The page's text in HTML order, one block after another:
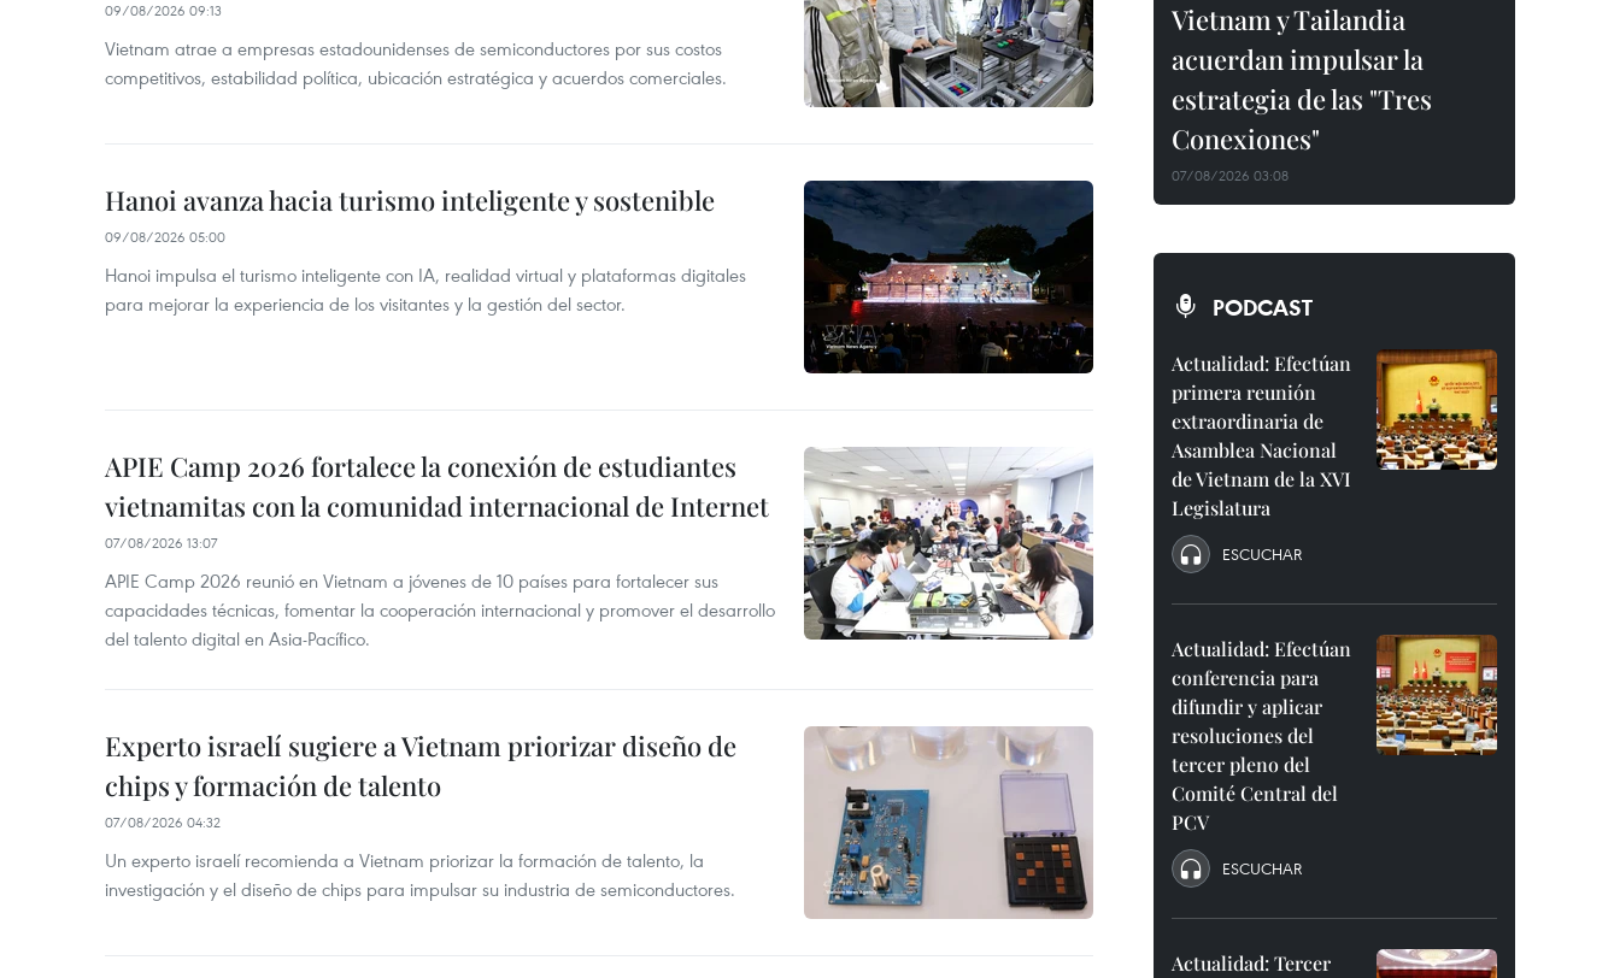
09/08/2026 09:13
Vietnam atrae a empresas estadounidenses de semiconductores por sus costos
competitivos, estabilidad política, ubicación estratégica y acuerdos comerciales.
Hanoi avanza hacia turismo inteligente y sostenible
09/08/2026 05:00
Hanoi impulsa el turismo inteligente con IA, realidad virtual y plataformas digitales
para mejorar la experiencia de los visitantes y la gestión del sector.
APIE Camp 2026 fortalece la conexión de estudiantes
vietnamitas con la comunidad internacional de Internet
07/08/2026 13:07
APIE Camp 2026 reunió en Vietnam a jóvenes de 10 países para fortalecer sus
capacidades técnicas, fomentar la cooperación internacional y promover el desarrollo
del talento digital en Asia-Pacífico.
Experto israelí sugiere a Vietnam priorizar diseño de
chips y formación de talento
07/08/2026 04:32
Un experto israelí recomienda a Vietnam priorizar la formación de talento, la
investigación y el diseño de chips para impulsar su industria de semiconductores.
Vietnam y Tailandia
acuerdan impulsar la
estrategia de las "Tres
Conexiones"
07/08/2026 03:08
PODCAST
Actualidad: Efectúan
primera reunión
extraordinaria de
Asamblea Nacional
de Vietnam de la XVI
Legislatura
ESCUCHAR
Actualidad: Efectúan
conferencia para
difundir y aplicar
resoluciones del
tercer pleno del
Comité Central del
PCV
ESCUCHAR
Actualidad: Tercer